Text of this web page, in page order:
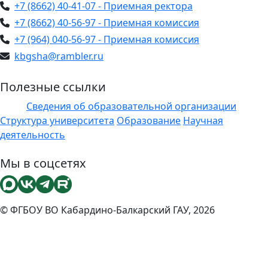
+7 (8662) 40-41-07 - Приемная ректора
+7 (8662) 40-56-97 - Приемная комиссия
+7 (964) 040-56-97 - Приемная комиссия
kbgsha@rambler.ru
Полезные ссылки
Сведения об образовательной организации
Структура университета Образование Научная
деятельность
Мы в соцсетях
© ФГБОУ ВО Кабардино-Балкарский ГАУ, 2026